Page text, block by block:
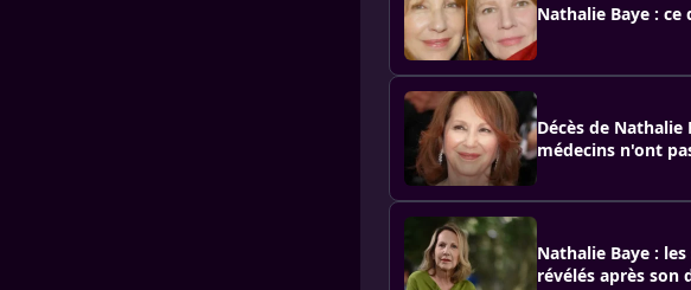
Nathalie Baye :
Décès de
médecins n'ont
Nathalie Baye :
révélés après son